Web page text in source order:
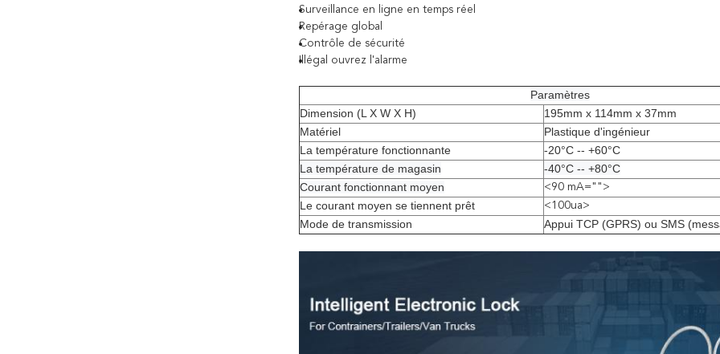
Surveillance en ligne en temps réel
Repérage global
Contrôle de sécurité
Illégal ouvrez l'alarme
Paramètres
Dimension (L X W X H)
195mm x 114mm x 37mm
Matériel
Plastique d'ingénieur
La température fonctionnante
-20°C -- +60°C
La température de magasin
-40°C -- +80°C
Courant fonctionnant moyen
<90 mA="">
Le courant moyen se tiennent prêt <100ua>
Mode de transmission Appui TCP (GPRS) ou SMS